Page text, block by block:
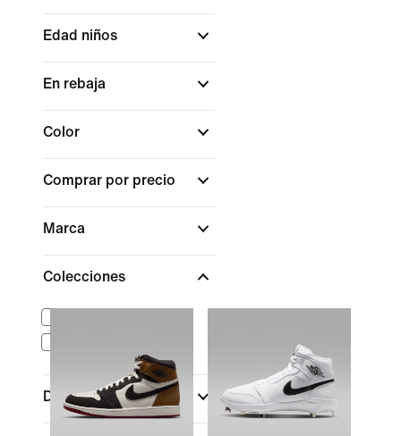
Edad niños
En rebaja
Color
Comprar por precio
Marca
Colecciones
Deportes